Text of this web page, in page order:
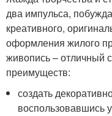
два импульса,
креативного,
оформления жилого
живопись – отличный
преимуществ:
создать
воспользовавшись